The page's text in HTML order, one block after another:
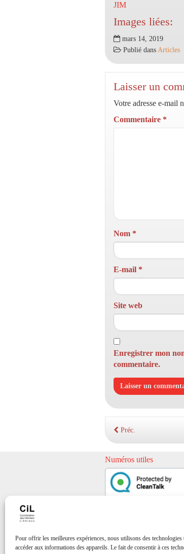
Pour offrir les meilleures expériences, nous utilisons des
accéder aux informations des appareils. Le fait de consentir à ces
JIM
Images liées:
mars 14, 2019
Publié dans Articles
Laisser un
Votre adresse e-mail
Commentaire *
Nom *
E-mail *
Site web
Enregistrer mon
commentaire.
Préc.
Numéros utiles